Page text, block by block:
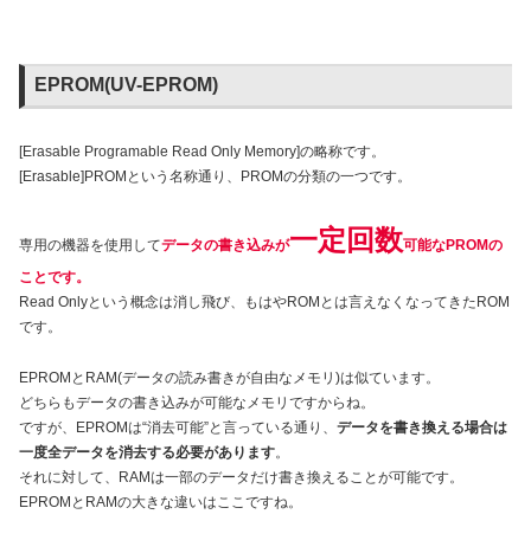
EPROM(UV-EPROM)
[Erasable Programable Read Only Memory]の略称です。
[Erasable]PROMという名称通り、PROMの分類の一つです。
専用の機器を使用してデータの書き込みが一定回数可能なPROMの
ことです。
Read Onlyという概念は消し飛び、もはやROMとは言えなくなってきたROM
です。
EPROMとRAM(データの読み書きが自由なメモリ)は似ています。
どちらもデータの書き込みが可能なメモリですからね。
ですが、EPROMは“消去可能”と言っている通り、 データを書き換える場合は
一度全データを消去する必要があります。
それに対して、RAMは一部のデータだけ書き換えることが可能です。
EPROMとRAMの大きな違いはここですね。